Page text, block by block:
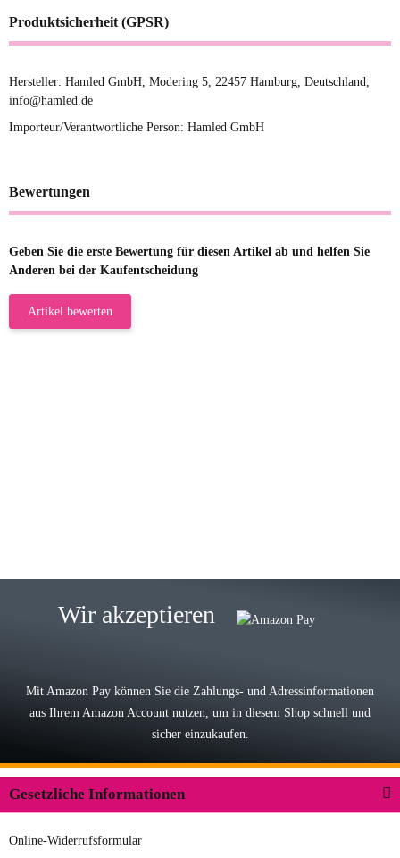
Produktsicherheit (GPSR)
Hersteller: Hamled GmbH, Modering 5, 22457 Hamburg, Deutschland,
info@hamled.de
Importeur/Verantwortliche Person: Hamled GmbH
Bewertungen
Geben Sie die erste Bewertung für diesen Artikel ab und helfen Sie
Anderen bei der Kaufentscheidung
Artikel bewerten
Lieferung, man kann bedenkenlos
Der Koffer macht einen sehr soliden
Wir akzeptieren
Mit Amazon Pay können Sie die Zahlungs- und Adressinformationen
aus Ihrem Amazon Account nutzen, um in diesem Shop schnell und
sicher einzukaufen.
Gesetzliche Informationen
Online-Widerrufsformular